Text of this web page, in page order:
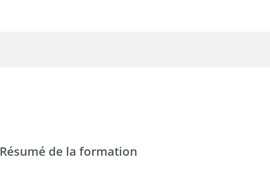
Résumé de la formation